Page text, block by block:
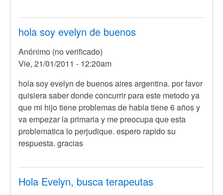
13
años
por
Anónimo
verificado)
hola soy evelyn de buenos
Anónimo (no verificado)
Vie, 21/01/2011 - 12:20am
hola soy evelyn de buenos aires argentina. por favor
quisiera saber donde concurrir para este metodo ya
que mi hijo tiene problemas de habla tiene 6 años y
va empezar la primaria y me preocupa que esta
problematica lo perjudique. espero rapido su
respuesta. gracias
Hola Evelyn, busca terapeutas